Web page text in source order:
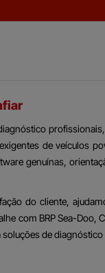
de veículos
genuínas,
do cliente,
com BRP Sea-Doo,
soluções de